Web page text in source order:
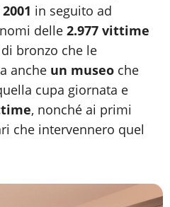
in seguito ad
delle 2.977 vittime
bronzo che le
anche un museo che
cupa giornata e
, nonché ai primi
che intervennero quel